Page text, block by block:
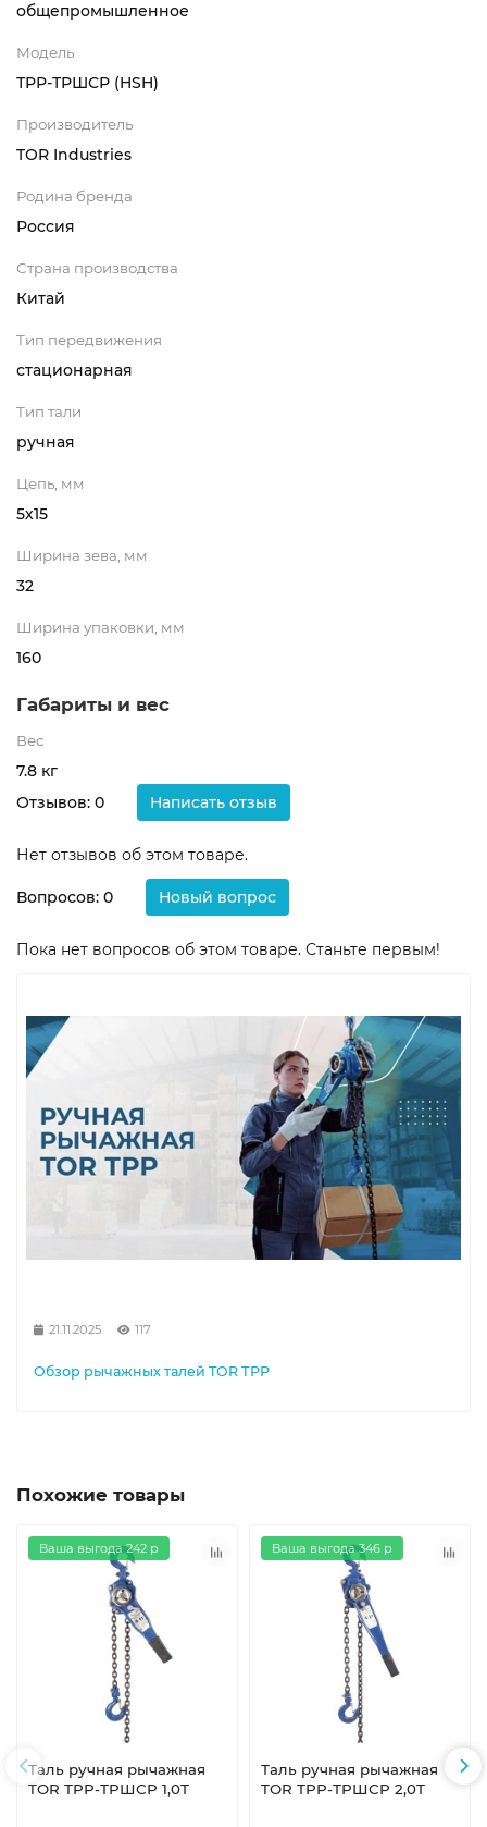
общепромышленное
Модель
ТРР-ТРШСР (HSH)
Производитель
TOR Industries
Родина бренда
Россия
Страна производства
Китай
Тип передвижения
стационарная
Тип тали
ручная
Цепь, мм
5х15
Ширина зева, мм
32
Ширина упаковки, мм
160
Габариты и вес
Вес
7.8 кг
Отзывов: 0
Написать отзыв
Нет отзывов об этом товаре.
Вопросов: 0 Новый вопрос
Пока нет вопросов об этом товаре. Станьте первым!
21.11.2025 117
Обзор рычажных талей TOR ТРР
Похожие товары
Ваша выгода 242 р
Таль ручная рычажная
TOR ТРР-ТРШСР 1,0Т
Ваша выгода 346 р
Таль ручная рычажная
TOR ТРР-ТРШСР 2,0Т